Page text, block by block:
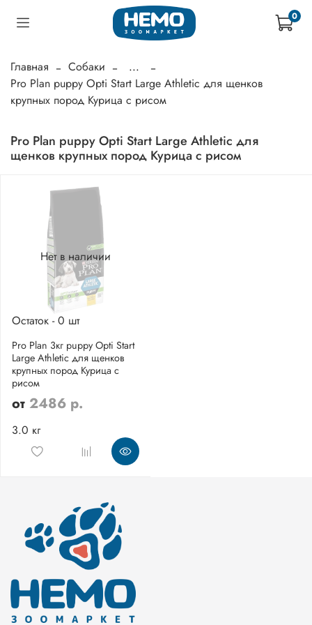
0
Главная Собаки
...
Pro Plan puppy Opti Start Large Athletic для щенков
крупных пород Курица с рисом
Pro Plan puppy Opti Start Large Athletic для
щенков крупных пород Курица с рисом
Нет в наличии
Остаток - 0 шт
Pro Plan 3кг puppy Opti Start
Large Athletic для щенков
крупных пород Курица с
рисом
от 2486 р.
3.0 кг